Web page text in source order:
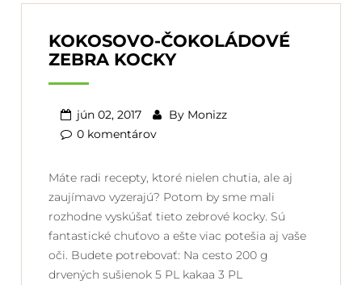
KOKOSOVO-ČOKOLÁDOVÉ
ZEBRA KOCKY
jún 02, 2017 By Monizz
0 komentárov
Máte radi recepty, ktoré nielen chutia, ale aj
zaujímavo vyzerajú? Potom by sme mali
rozhodne vyskúšať tieto zebrové kocky. Sú
fantastické chuťovo a ešte viac potešia aj vaše
oči. Budete potrebovať: Na cesto 200 g
drvených sušienok 5 PL kakaa 3 PL